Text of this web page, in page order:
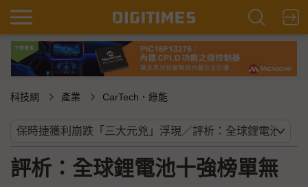
科技網 產業 CarTech．綠能
評析：全球鋰電池十強榜單無